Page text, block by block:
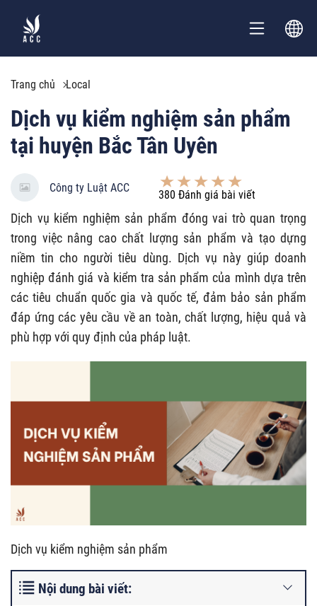
Trang chủ Local
Dịch vụ kiểm nghiệm sản phẩm
tại huyện Bắc Tân Uyên
Công ty Luật ACC
380 Đánh giá bài viết
Dịch vụ kiểm nghiệm sản phẩm đóng vai trò quan trọng
trong việc nâng cao chất lượng sản phẩm và tạo dựng
niềm tin cho người tiêu dùng. Dịch vụ này giúp doanh
nghiệp đánh giá và kiểm tra sản phẩm của mình dựa trên
các tiêu chuẩn quốc gia và quốc tế, đảm bảo sản phẩm
đáp ứng các yêu cầu về an toàn, chất lượng, hiệu quả và
phù hợp với quy định của pháp luật.
Dịch vụ kiểm nghiệm sản phẩm
Nội dung bài viết: